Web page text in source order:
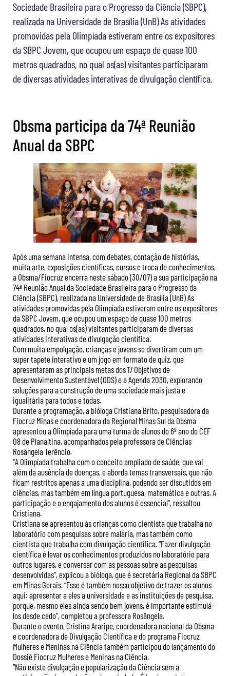
Sociedade Brasileira para o Progresso da Ciência (SBPC),
realizada na Universidade de Brasília (UnB) As atividades
promovidas pela Olimpíada estiveram entre os expositores
da SBPC Jovem, que ocupou um espaço de quase 100
metros quadrados, no qual os(as) visitantes participaram
de diversas atividades interativas de divulgação científica.
Obsma participa da 74ª Reunião
Anual da SBPC
Após uma semana intensa, com debates, contação de histórias,
muita arte, exposições científicas, cursos e troca de conhecimentos,
a Obsma/Fiocruz encerra neste sábado (30/07) a sua participação na
74ª Reunião Anual da Sociedade Brasileira para o Progresso da
Ciência (SBPC), realizada na Universidade de Brasília (UnB) As
atividades promovidas pela Olimpíada estiveram entre os expositores
da SBPC Jovem, que ocupou um espaço de quase 100 metros
quadrados, no qual os(as) visitantes participaram de diversas
atividades interativas de divulgação científica.
Com muita empolgação, crianças e jovens se divertiram com um
super tapete interativo e um jogo em formato de quiz, que
apresentaram as principais metas dos 17 Objetivos de
Desenvolvimento Sustentável (ODS) e a Agenda 2030, explorando
soluções para a construção de uma sociedade mais justa e
igualitária para todos e todas.
Durante a programação, a bióloga Cristiana Brito, pesquisadora da
Fiocruz Minas e coordenadora da Regional Minas Sul da Obsma
apresentou a Olimpíada para uma turma de alunos do 6º ano do CEF
08 de Planaltina, acompanhados pela professora de Ciências
Rosângela Terêncio.
“A Olimpíada trabalha com o conceito ampliado de saúde, que vai
além da ausência de doenças, e aborda temas transversais, que não
ficam restritos apenas a uma disciplina, podendo ser discutidos em
ciências, mas também em língua portuguesa, matemática e outras. A
participação e o engajamento dos alunos é essencial”, ressaltou
Cristiana.
Cristiana se apresentou às crianças como cientista que trabalha no
laboratório com pesquisas sobre malária, mas também como
cientista que trabalha com divulgação científica. “Fazer divulgação
científica é levar os conhecimentos produzidos no laboratório para
outros lugares, e conversar com as pessoas sobre as pesquisas
desenvolvidas”, explicou a bióloga, que é secretária Regional da SBPC
em Minas Gerais. “Esse é também nosso objetivo de trazer os alunos
aqui: apresentar a eles a universidade e as instituições de pesquisa,
porque, mesmo eles ainda sendo bem jovens, é importante estimulá-
los desde cedo”, completou a professora Rosângela.
Durante o evento, Cristina Araripe, coordenadora nacional da Obsma
e coordenadora de Divulgação Científica e do programa Fiocruz
Mulheres e Meninas na Ciência também participou do lançamento do
Dossiê Fiocruz Mulheres e Meninas na Ciência.
“Não existe divulgação e popularização da Ciência sem a